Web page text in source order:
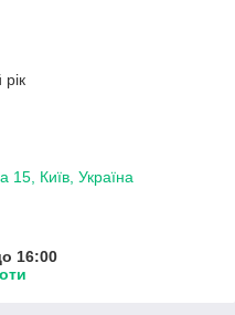
15, Київ, Україна
16:00